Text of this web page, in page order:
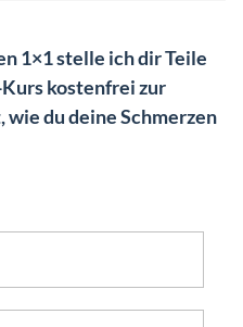
1×1 stelle ich dir Teile
kostenfrei zur
du deine Schmerzen